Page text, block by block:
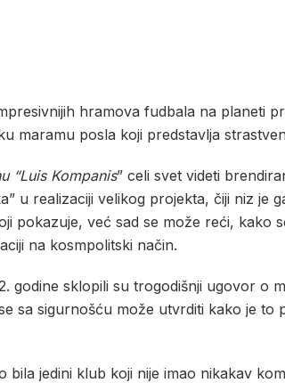
hramova fudbala na planeti
maramu posla koji predstavlja
“Luis Kompanis” celi svet videti
u realizaciji velikog projekta, čiji niz je
pokazuje, već sad se može reći, kako
na kosmpolitski način.
godine sklopili su trogodišnji ugovor o
sa sigurnošću može utvrditi kako je
bila jedini klub koji nije imao nikakav